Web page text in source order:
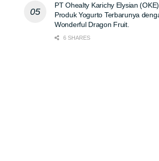
PT Ohealty Karichy Elysian
Produk Yogurto Terbarunya
Wonderful Dragon Fruit.
6 SHARES